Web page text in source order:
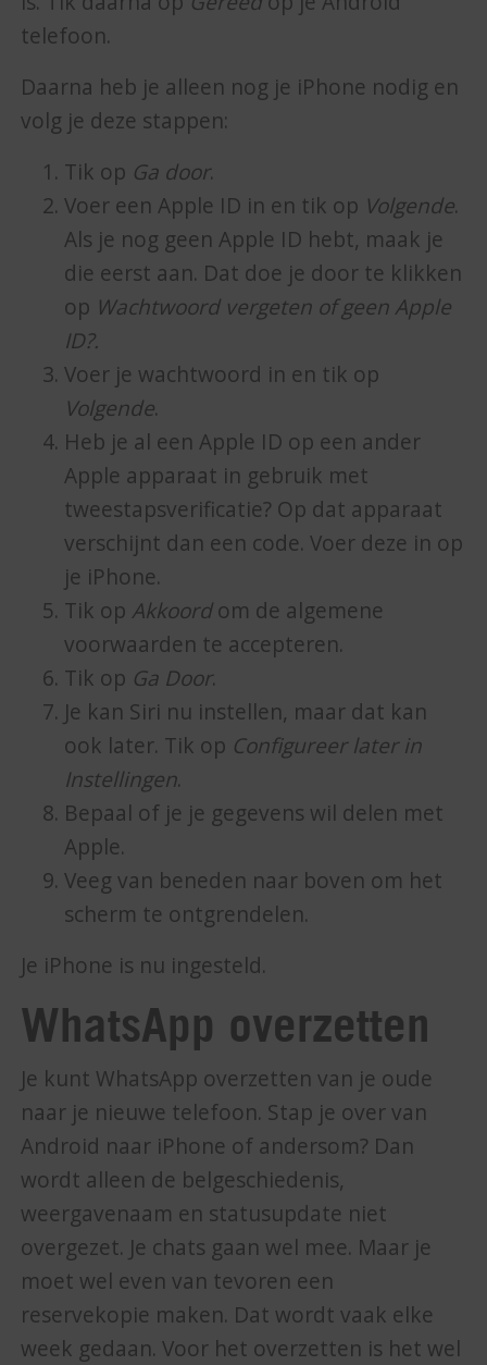
telefoon.
Daarna heb je alleen nog je iPhone nodig en
volg je deze stappen:
Tik op Ga door.
Voer een Apple ID in en tik op Volgende.
Als je nog geen Apple ID hebt, maak je
die eerst aan. Dat doe je door te klikken
op Wachtwoord vergeten of geen Apple
ID?.
Voer je wachtwoord in en tik op
Volgende.
Heb je al een Apple ID op een ander
Apple apparaat in gebruik met
tweestapsverificatie? Op dat apparaat
verschijnt dan een code. Voer deze in op
je iPhone.
Tik op Akkoordom de algemene
voorwaarden te accepteren.
Tik op Ga Door.
Je kan Siri nu instellen, maar dat kan
ook later. Tik op Configureer later in
Instellingen.
Bepaal of je je gegevens wil delen met
Apple.
Veeg van beneden naar boven om het
scherm te ontgrendelen.
Je iPhone is nu ingesteld.
WhatsApp overzetten
Je kunt WhatsApp overzetten van je oude
naar je nieuwe telefoon. Stap je over van
Android naar iPhone of andersom? Dan
wordt alleen de belgeschiedenis,
weergavenaam en statusupdate niet
overgezet. Je chats gaan wel mee. Maar je
moet wel even van tevoren een
reservekopie maken. Dat wordt vaak elke
week gedaan. Voor het overzetten is het wel